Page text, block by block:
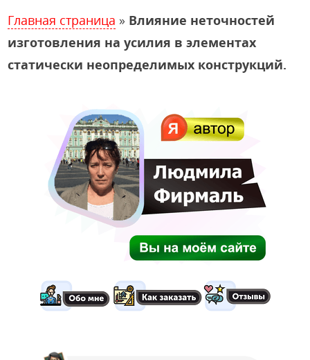
Главная страница » Влияние неточностей
изготовления на усилия в элементах
статически неопределимых конструкций.